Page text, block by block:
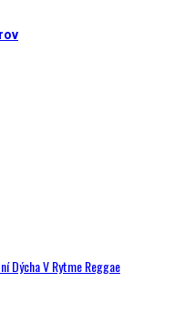
Dýcha V Rytme Reggae